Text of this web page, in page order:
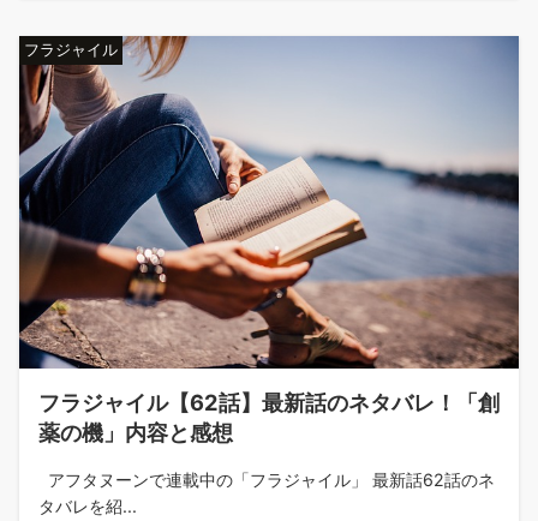
フラジャイル
フラジャイル【62話】最新話のネタバレ！「創
薬の機」内容と感想
アフタヌーンで連載中の「フラジャイル」 最新話62話のネ
タバレを紹...